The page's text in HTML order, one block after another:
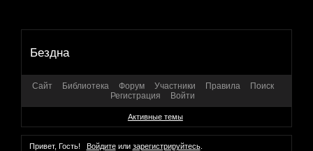
Бездна
Сайт Библиотека Форум Участники Правила
Поиск
Регистрация
Войти
Активные темы
Привет, Гость! Войдитеили зарегистрируйтесь.